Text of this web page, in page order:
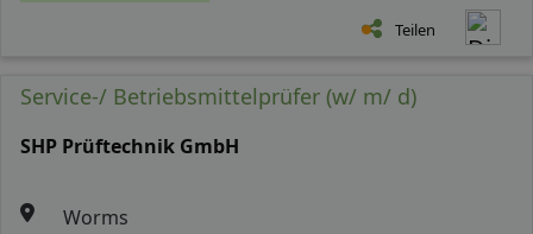
Teilen
Service-/ Betriebsmittelprüfer (w/ m/ d)
SHP Prüftechnik GmbH
Worms